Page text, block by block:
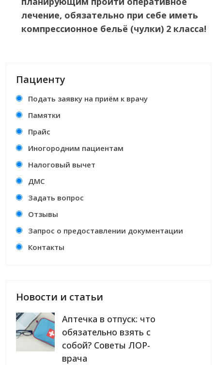
лечение, обязательно при себе иметь
компрессионное бельё (чулки) 2 класса!
Пациенту
Подать заявку на приём к врачу
Памятки
Прайс
Иногородним пациентам
Налоговый вычет
ДМС
Задать вопрос
Отзывы
Запрос о предоставлении документации
Контакты
Новости и статьи
Аптечка в отпуск: что
обязательно взять с
собой? Советы ЛОР-
врача